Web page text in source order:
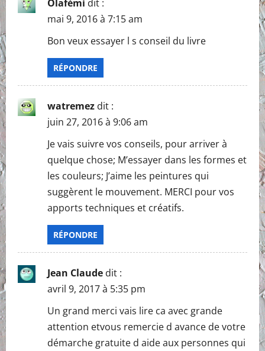
Olafèmi dit :
mai 9, 2016 à 7:15 am
Bon veux essayer l s conseil du livre
RÉPONDRE
watremez dit :
juin 27, 2016 à 9:06 am
Je vais suivre vos conseils, pour arriver à
quelque chose; M’essayer dans les formes et
les couleurs; J’aime les peintures qui
suggèrent le mouvement. MERCI pour vos
apports techniques et créatifs.
RÉPONDRE
Jean Claude dit :
avril 9, 2017 à 5:35 pm
Un grand merci vais lire ca avec grande
attention etvous remercie d avance de votre
démarche gratuite d aide aux personnes qui